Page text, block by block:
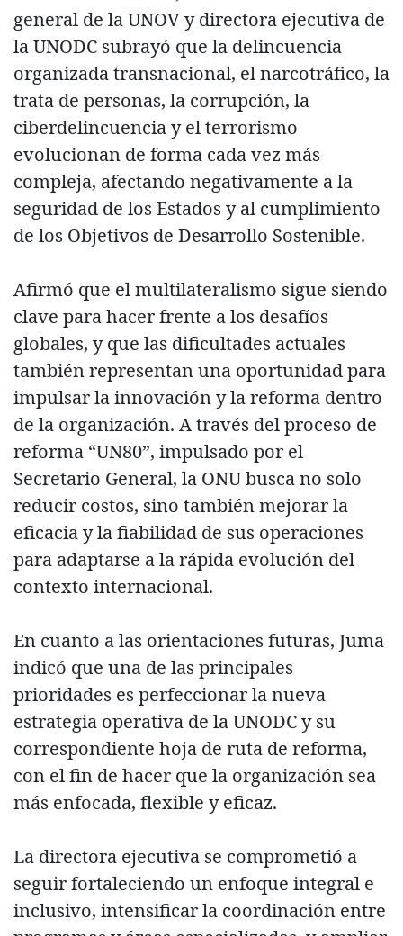
general de la UNOV y directora ejecutiva de
la UNODC subrayó que la delincuencia
organizada transnacional, el narcotráfico, la
trata de personas, la corrupción, la
ciberdelincuencia y el terrorismo
evolucionan de forma cada vez más
compleja, afectando negativamente a la
seguridad de los Estados y al cumplimiento
de los Objetivos de Desarrollo Sostenible.
Afirmó que el multilateralismo sigue siendo
clave para hacer frente a los desafíos
globales, y que las dificultades actuales
también representan una oportunidad para
impulsar la innovación y la reforma dentro
de la organización. A través del proceso de
reforma “UN80”, impulsado por el
Secretario General, la ONU busca no solo
reducir costos, sino también mejorar la
eficacia y la fiabilidad de sus operaciones
para adaptarse a la rápida evolución del
contexto internacional.
En cuanto a las orientaciones futuras, Juma
indicó que una de las principales
prioridades es perfeccionar la nueva
estrategia operativa de la UNODC y su
correspondiente hoja de ruta de reforma,
con el fin de hacer que la organización sea
más enfocada, flexible y eficaz.
La directora ejecutiva se comprometió a
seguir fortaleciendo un enfoque integral e
inclusivo, intensificar la coordinación entre